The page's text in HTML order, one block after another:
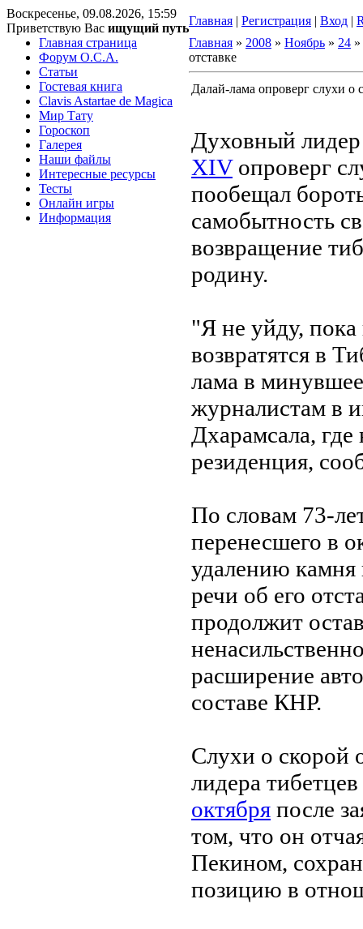
Воскресенье, 09.08.2026, 15:59
Приветствую Вас ищущий путь
Главная | Регистрация | Вход |
Главная страница
Форум O.C.A.
Статьи
Гостевая книга
Clavis Astartae de Magica
Мир Тату
Гороскоп
Галерея
Наши файлы
Интересные ресурсы
Тесты
Онлайн игры
Информация
Главная » 2008 » Ноябрь » 24
отставке
Далай-лама опроверг слухи о
Духовный
XIVопроверг
пообещал
самобытность
возвращение
родину.
"Я не уйду, пока
возвратятся в
лама в
журналистам в
Дхарамсала, где
резиденция,
По словам 73-
перенесшего в
удалению камня
речи об его
продолжит
расширение
составе КНР.
Слухи о скорой
лидера тибетцев
октября после
том, что он
Пекином,
позицию в